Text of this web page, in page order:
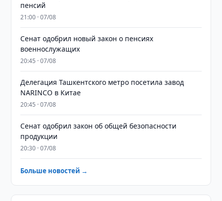
пенсий
21:00 · 07/08
Сенат одобрил новый закон о пенсиях
военнослужащих
20:45 · 07/08
Делегация Ташкентского метро посетила завод
NARINCO в Китае
20:45 · 07/08
Сенат одобрил закон об общей безопасности
продукции
20:30 · 07/08
Больше новостей →